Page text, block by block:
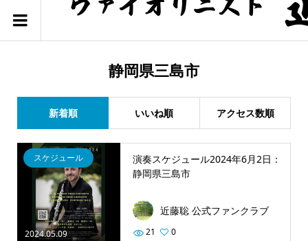
静岡県三島市
新着順 いいね順 アクセス数順
2024.05.09
スケジュール
演奏スケジュール2024年6月2日：
静岡県三島市
近藤聡 公式ファンクラブ
21 0